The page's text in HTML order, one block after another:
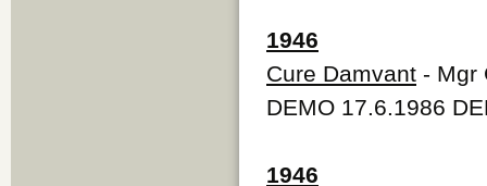
1946
Cure Damvant - Mgr
DEMO 17.6.1986
1946